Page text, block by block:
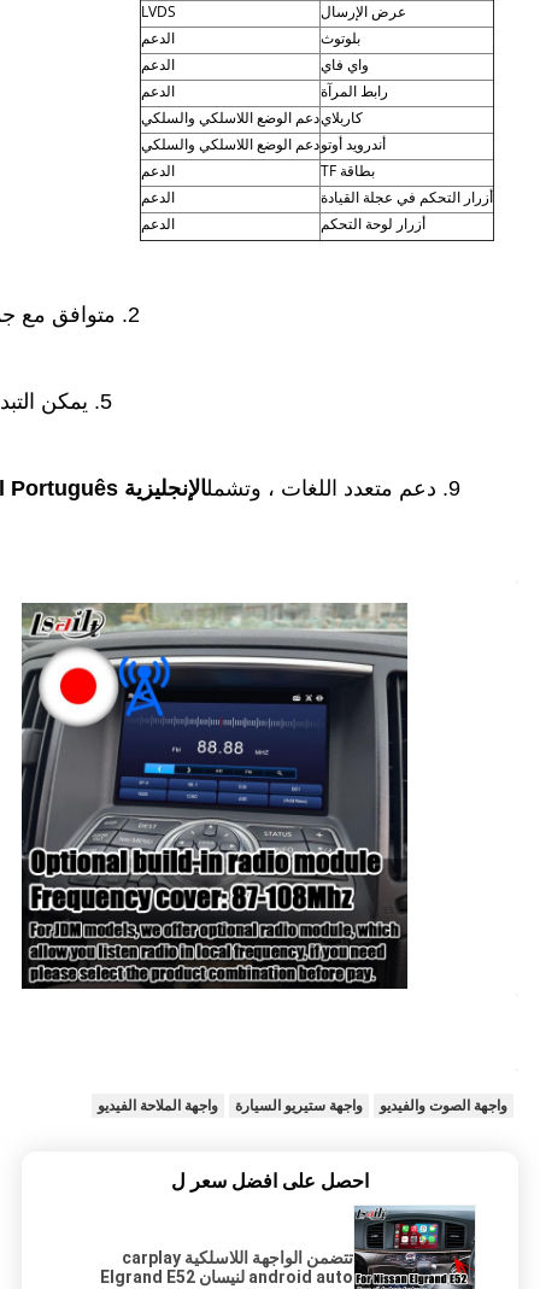
عرض الإرسال
LVDS
بلوتوث
الدعم
واي فاي
الدعم
رابط المرآة
الدعم
كاربلايدعم الوضع اللاسلكي والسلكي
أندرويد أوتودعم الوضع اللاسلكي والسلكي
بطاقة TF
الدعم
أزرار التحكم في عجلة القيادة
الدعم
أزرار لوحة التحكم
الدعم
2. متوافق مع جميع التطبيقات من
5. يمكن التبديل إلى النظام الأصلي بنقرة واحدة فقط على لوحة القيادة أو عجلة القيادة.
9. دعم متعدد اللغات ، وتشمل الإنجليزية Pусский Français Español Português العربية الفارسية اليابانية الكورية العبرية
واجهة الصوت والفيديو واجهة ستيريو السيارة واجهة الملاحة الفيديو
احصل على افضل سعر ل
تتضمن الواجهة اللاسلكية carplay
android auto لنيسان Elgrand E52